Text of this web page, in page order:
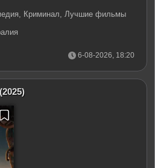
Криминал, Лучшие фильмы
6-08-2026, 18:20
(2025)